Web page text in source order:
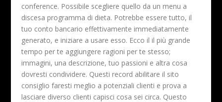
conference. Possibile scegliere quello da un menu a
discesa programma di dieta. Potrebbe essere tutto, il
tuo conto bancario effettivamente immediatamente
generato, e iniziare a usare esso. Ecco il il più grande
tempo per te aggiungere ragioni per te stesso;
immagini, una descrizione, tuo passioni e altra cosa
dovresti condividere. Questi record abilitare il sito
consiglio faresti meglio a potenziali clienti e prova a
lasciare diverso clienti capisci cosa sei circa. Questo